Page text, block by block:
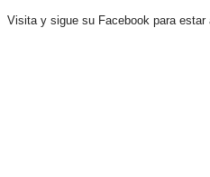
Visita y sigue su Facebook para